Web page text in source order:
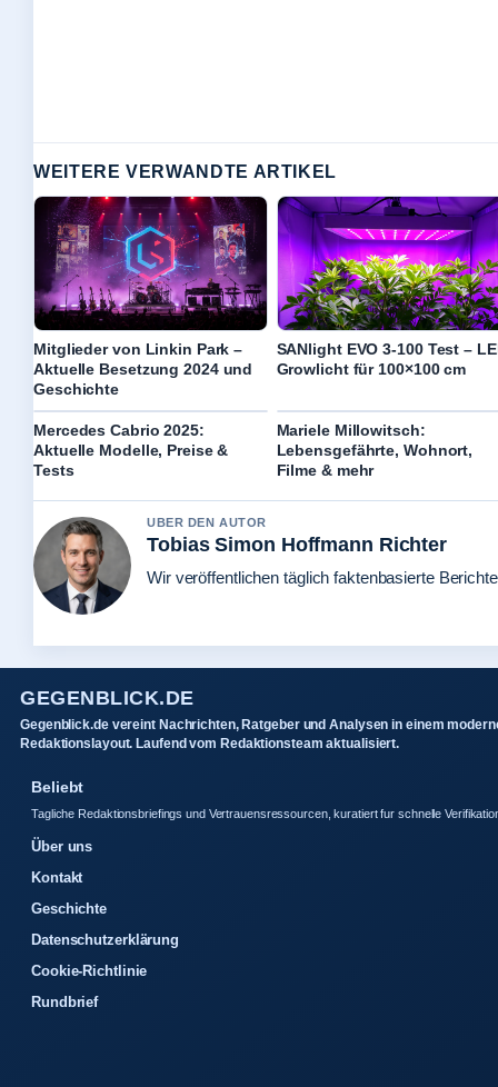
WEITERE VERWANDTE ARTIKEL
Mitglieder von Linkin Park –
Aktuelle Besetzung 2024 und
Geschichte
SANlight EVO 3-100 Test –
Growlicht für 100×100 cm
Mercedes Cabrio 2025:
Aktuelle Modelle, Preise &
Tests
Mariele Millowitsch:
Lebensgefährte, Wohnort,
Filme & mehr
UBER DEN AUTOR
Tobias Simon Hoffmann Richter
Wir veröffentlichen täglich faktenbasierte
GEGENBLICK.DE
Gegenblick.de vereint Nachrichten, Ratgeber und Analysen in einem
Redaktionslayout. Laufend vom Redaktionsteam aktualisiert.
Beliebt
Tagliche Redaktionsbriefings und Vertrauensressourcen, kuratiert fur schnelle
Über uns
Kontakt
Geschichte
Datenschutzerklärung
Cookie-Richtlinie
Rundbrief